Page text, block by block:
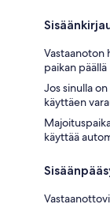
Vastaanoton
paikan päällä
Jos sinulla
käyttäen
käyttää